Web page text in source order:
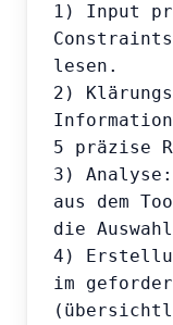
1) Input
Constraints
lesen.
2)
5 präzise
3) Analyse:
aus dem
die
4)
im